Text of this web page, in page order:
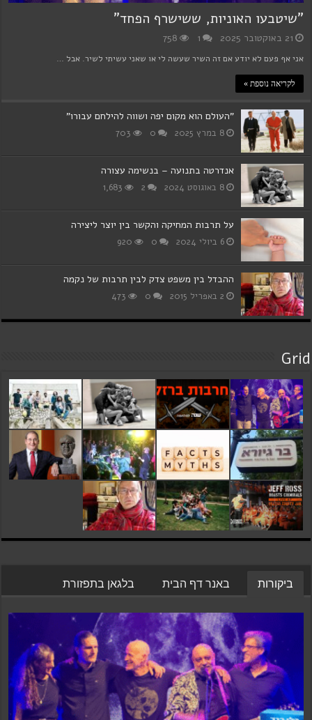
"שיטבעו האוניות, ששישרף הפחד"
21 באוקטובר 2025 1
758
אני אף פעם לא יודע אם זה השיר שעשה לי או שאני עשיתי לשיר. אבל …
לקריאה נוספת »
"העולם הוא מקום יפה ושווה להילחם עבורו"
8 במרץ 2025 0
703
אנדרטה בתנועה – בנשימה עצורה
8 באוגוסט 2024 2
1,683
על תרבות המחיקה והקשר בין יוצר ליצירה
6 ביולי 2024 0
920
ההבדל בין משפט צדק לבין תרבות של נקמה
2 באפריל 2015 0
473
Grid
ביקורות באנר דף הבית בלגאן בתפזורת